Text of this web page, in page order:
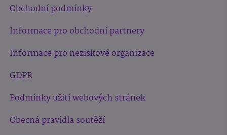
Obchodní podmínky
Informace pro obchodní partnery
Informace pro neziskové organizace
GDPR
Podmínky užití webových stránek
Obecná pravidla soutěží